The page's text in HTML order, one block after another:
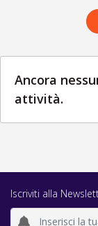
Ancora
attività.
Iscriviti alla